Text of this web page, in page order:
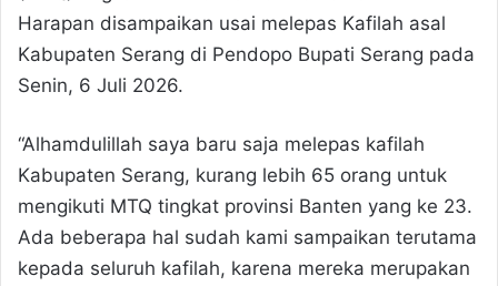
Harapan disampaikan usai melepas Kafilah asal
Kabupaten Serang di Pendopo Bupati Serang pada
Senin, 6 Juli 2026.
“Alhamdulillah saya baru saja melepas kafilah
Kabupaten Serang, kurang lebih 65 orang untuk
mengikuti MTQ tingkat provinsi Banten yang ke 23.
Ada beberapa hal sudah kami sampaikan terutama
kepada seluruh kafilah, karena mereka merupakan